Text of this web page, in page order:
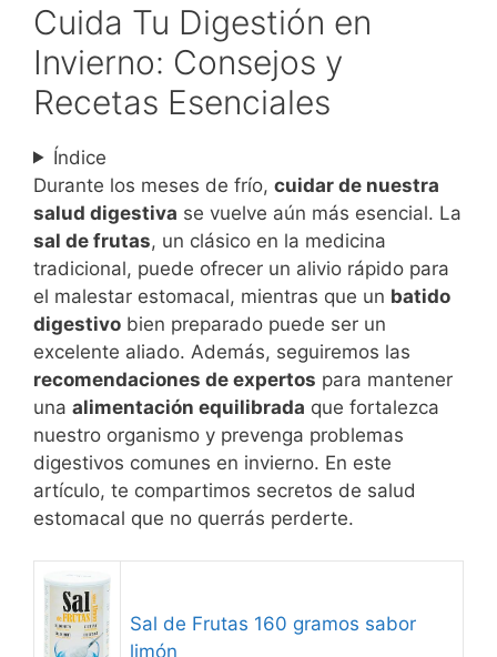
Cuida Tu Digestión en
Invierno: Consejos y
Recetas Esenciales
Índice
Durante los meses de frío, cuidar de nuestra
salud digestiva se vuelve aún más esencial. La
sal de frutas, un clásico en la medicina
tradicional, puede ofrecer un alivio rápido para
el malestar estomacal, mientras que un batido
digestivo bien preparado puede ser un
excelente aliado. Además, seguiremos las
recomendaciones de expertos para mantener
una alimentación equilibrada que fortalezca
nuestro organismo y prevenga problemas
digestivos comunes en invierno. En este
artículo, te compartimos secretos de salud
estomacal que no querrás perderte.
Sal de Frutas 160 gramos sabor
limón